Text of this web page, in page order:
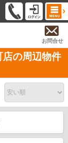
お問合せ
店の周辺物件